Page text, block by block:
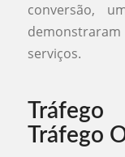
conversão,
serviços.
Tráfego